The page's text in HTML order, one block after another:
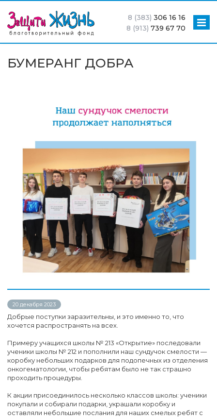
8 (383) 306 16 16
8 (913) 739 67 70
БУМЕРАНГ ДОБРА
20 декабря 2023
Добрые поступки заразительны, и это именно то, что
хочется распространять на всех.
Примеру учащихся школы № 213 «Открытие» последовали
ученики школы № 212 и пополнили наш сундучок смелости —
коробку небольших подарков для подопечных из отделения
онкогематологии, чтобы ребятам было не так страшно
проходить процедуры.
К акции присоединилось несколько классов школы: ученики
покупали и собирали подарки, украшали коробку и
оставляли небольшие послания для наших смелых ребят с